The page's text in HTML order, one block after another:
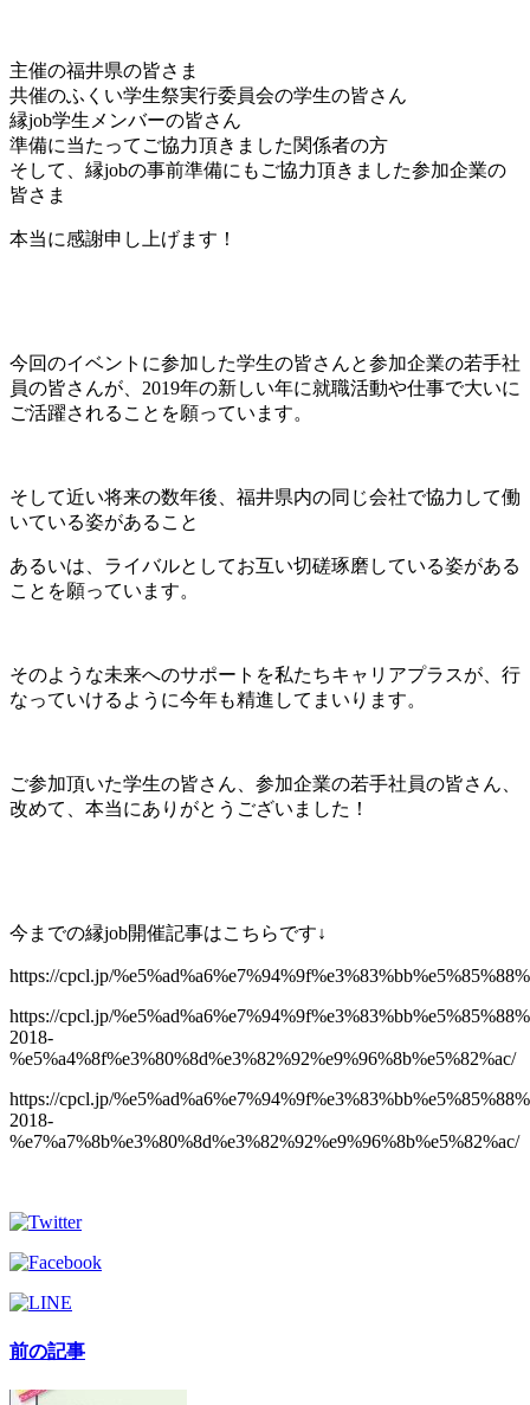
主催の福井県の皆さま
共催のふくい学生祭実行委員会の学生の皆さん
縁job学生メンバーの皆さん
準備に当たってご協力頂きました関係者の方
そして、縁jobの事前準備にもご協力頂きました参加企業の
皆さま
本当に感謝申し上げます！
今回のイベントに参加した学生の皆さんと参加企業の若手社
員の皆さんが、2019年の新しい年に就職活動や仕事で大いに
ご活躍されることを願っています。
そして近い将来の数年後、福井県内の同じ会社で協力して働
いている姿があること
あるいは、ライバルとしてお互い切磋琢磨している姿がある
ことを願っています。
そのような未来へのサポートを私たちキャリアプラスが、行
なっていけるように今年も精進してまいります。
ご参加頂いた学生の皆さん、参加企業の若手社員の皆さん、
改めて、本当にありがとうございました！
今までの縁job開催記事はこちらです↓
https://cpcl.jp/
https://cpcl.jp/
2018-
%e5%a4%8f%e3%80%8d%e3%82%92%e9%96%8b%e5%82%ac/
https://cpcl.jp/
2018-
%e7%a7%8b%e3%80%8d%e3%82%92%e9%96%8b%e5%82%ac/
前の記事